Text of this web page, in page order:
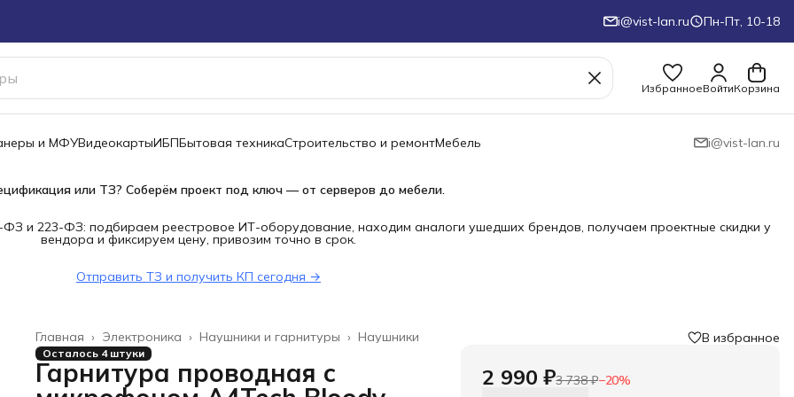
i@vist-lan.ru Пн-Пт, 10-18
ИзбранноеВойтиКорзина
и МФУВидеокартыИБПБытовая техникаСтроительство и ремонтМебель i@vist-lan.ru
или ТЗ? Соберём проект под ключ — от серверов до мебели.
и 223-ФЗ: подбираем реестровое ИТ-оборудование, находим аналоги ушедших брендов, получаем проектные скидки у
вендора и фиксируем цену, привозим точно в срок.
Отправить ТЗ и получить КП сегодня →
Наушники
Наушники и гарнитуры ›
Электроника ›
Главная ›
Осталось 4 штуки
Гарнитура проводная с
В избранное
2 990 ₽3 738 ₽−20%